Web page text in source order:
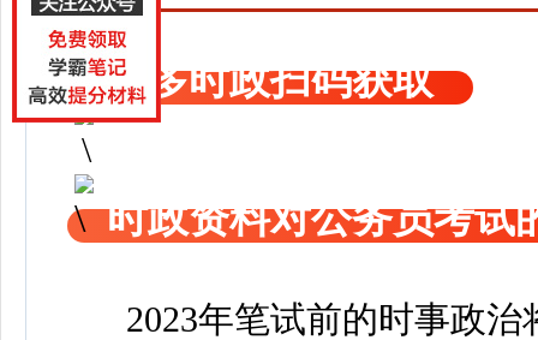
更多时政扫码获取
时政资料对公务员考试
2023年笔试前的时事政